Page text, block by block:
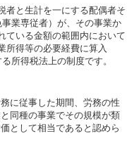
者と生計を一にする配偶者そ
業専従者）が、その事業か
ている金額の範囲内において
所得等の必要経費に算入
所得税法上の制度です。
に従事した期間、労務の性
同種の事業でその規模が類
として相当であると認めら